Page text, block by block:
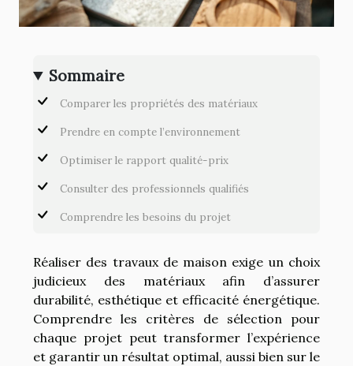
Sommaire
Comparer les propriétés des matériaux
Prendre en compte l’environnement
Optimiser le rapport qualité-prix
Consulter des professionnels qualifiés
Comprendre les besoins du projet
Réaliser des travaux de maison exige un choix
judicieux des matériaux afin d’assurer
durabilité, esthétique et efficacité énergétique.
Comprendre les critères de sélection pour
chaque projet peut transformer l’expérience
et garantir un résultat optimal, aussi bien sur le